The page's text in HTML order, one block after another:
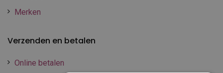
Merken
Verzenden en betalen
Online betalen